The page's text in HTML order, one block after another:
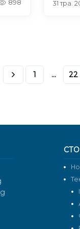
898 31 тра.
1 ... 22